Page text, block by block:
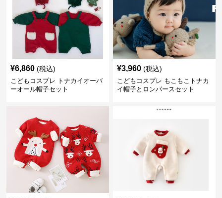
¥6,860 (税込)
こどもコスプレ トナカイオーバ
ーオール帽子セット
¥3,960 (税込)
こどもコスプレ もこもこトナカ
イ帽子とロンパースセット